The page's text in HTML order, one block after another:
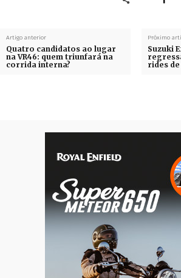
Artigo anterior
Quatro candidatos ao lugar
na VR46: quem triunfará na
corrida interna?
Próximo
Suzuki
rides